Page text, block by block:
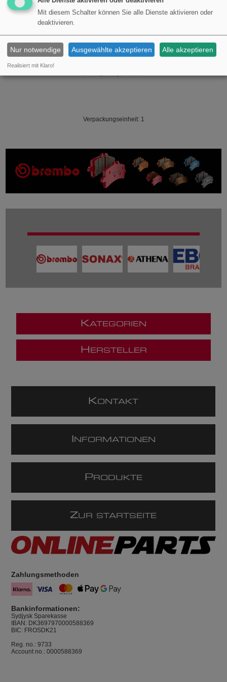
18 x 3,0 mm, 20 Stück
20 x 3,0 mm, 20 Stück
22 x 3,0 mm, 20 Stück
Verpackungseinheit: 1
KATEGORIEN
H ERSTELLER
KONTAKT
NFORMATIONEN
P RODUKTE
ZUR STARTSEITE
Zahlungsmethoden
Bankinformationen:
Sydjysk Sparekasse
IBAN: DK3697970000588369
BIC: FROSDK21
Reg. no.: 9733
Account no.: 0000588369
Mit diesem Schalter können Sie alle Dienste aktivieren oder
deaktivieren.
Nur notwendige Ausgewählte akzeptieren Alle akzeptieren
Realisiert mit Klaro!